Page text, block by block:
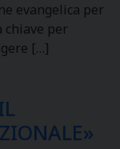
evangelica per
chiave per
[…]